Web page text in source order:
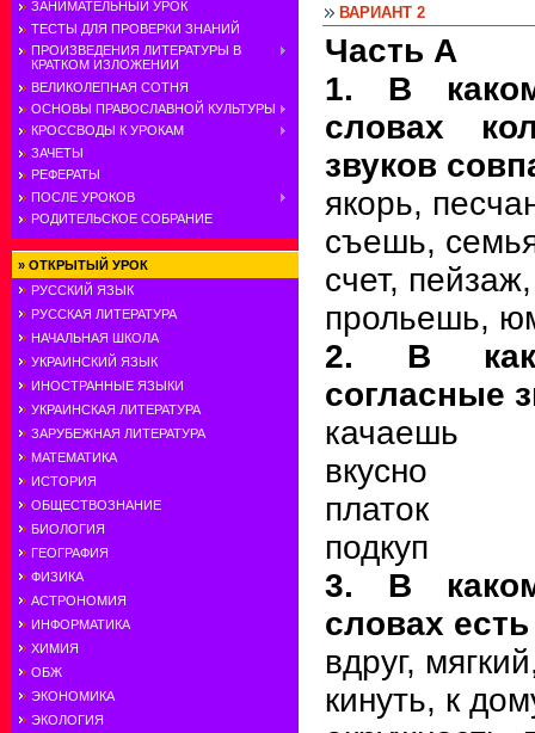
ЗАНИМАТЕЛЬНЫЙ УРОК
ТЕСТЫ ДЛЯ ПРОВЕРКИ ЗНАНИЙ
ПРОИЗВЕДЕНИЯ ЛИТЕРАТУРЫ В
КРАТКОМ ИЗЛОЖЕНИИ
ВЕЛИКОЛЕПНАЯ СОТНЯ
ОСНОВЫ ПРАВОСЛАВНОЙ КУЛЬТУРЫ
КРОССВОДЫ К УРОКАМ
ЗАЧЕТЫ
РЕФЕРАТЫ
ПОСЛЕ УРОКОВ
РОДИТЕЛЬСКОЕ СОБРАНИЕ
» ОТКРЫТЫЙ УРОК
РУССКИЙ ЯЗЫК
РУССКАЯ ЛИТЕРАТУРА
НАЧАЛЬНАЯ ШКОЛА
УКРАИНСКИЙ ЯЗЫК
ИНОСТРАННЫЕ ЯЗЫКИ
УКРАИНСКАЯ ЛИТЕРАТУРА
ЗАРУБЕЖНАЯ ЛИТЕРАТУРА
МАТЕМАТИКА
ИСТОРИЯ
ОБЩЕСТВОЗНАНИЕ
БИОЛОГИЯ
ГЕОГРАФИЯ
ФИЗИКА
АСТРОНОМИЯ
ИНФОРМАТИКА
ХИМИЯ
ОБЖ
ЭКОНОМИКА
ЭКОЛОГИЯ
ВАРИАНТ 2
Часть А
1. В
словах
звуков
якорь,
съешь,
счет,
прольешь,
2. В
согласные
качаешь
вкусно
платок
подкуп
3. В
словах
вдруг,
кинуть, к